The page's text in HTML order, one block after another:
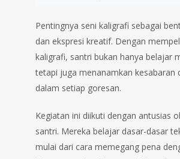
Pentingnya seni kaligrafi sebagai
dan ekspresi kreatif. Dengan
kaligrafi, santri bukan hanya belajar
tetapi juga menanamkan kesabaran
dalam setiap goresan.
Kegiatan ini diikuti dengan antusias
santri. Mereka belajar dasar-dasar
mulai dari cara memegang pena